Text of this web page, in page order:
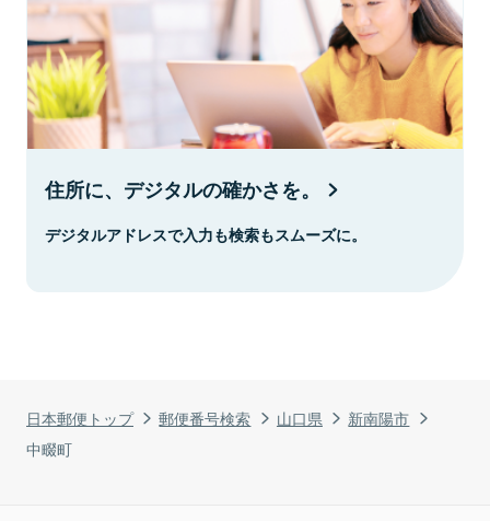
日本郵便トップ 郵便番号検索 山口県
新南陽市
中畷町
住所に、デジタルの確かさを。
デジタルアドレスで入力も検索もスムーズに。